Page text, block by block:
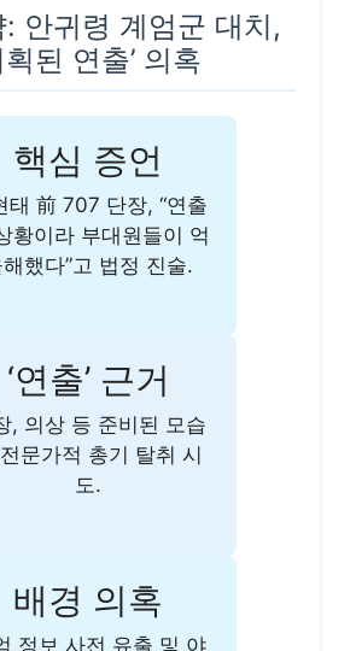
안귀령 계엄군 대치,
획된 연출’ 의혹
핵심 증언
태 前 707 단장, “연출
황이라 부대원들이 억
해했다”고 법정 진술.
‘연출’ 근거
, 의상 등 준비된 모습
문가적 총기 탈취 시
도.
배경 의혹
정보 사전 유출 및 야